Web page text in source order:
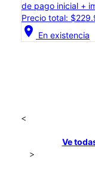
de pago inicial +
Precio total:
location_on En existencia
<
Ve
>